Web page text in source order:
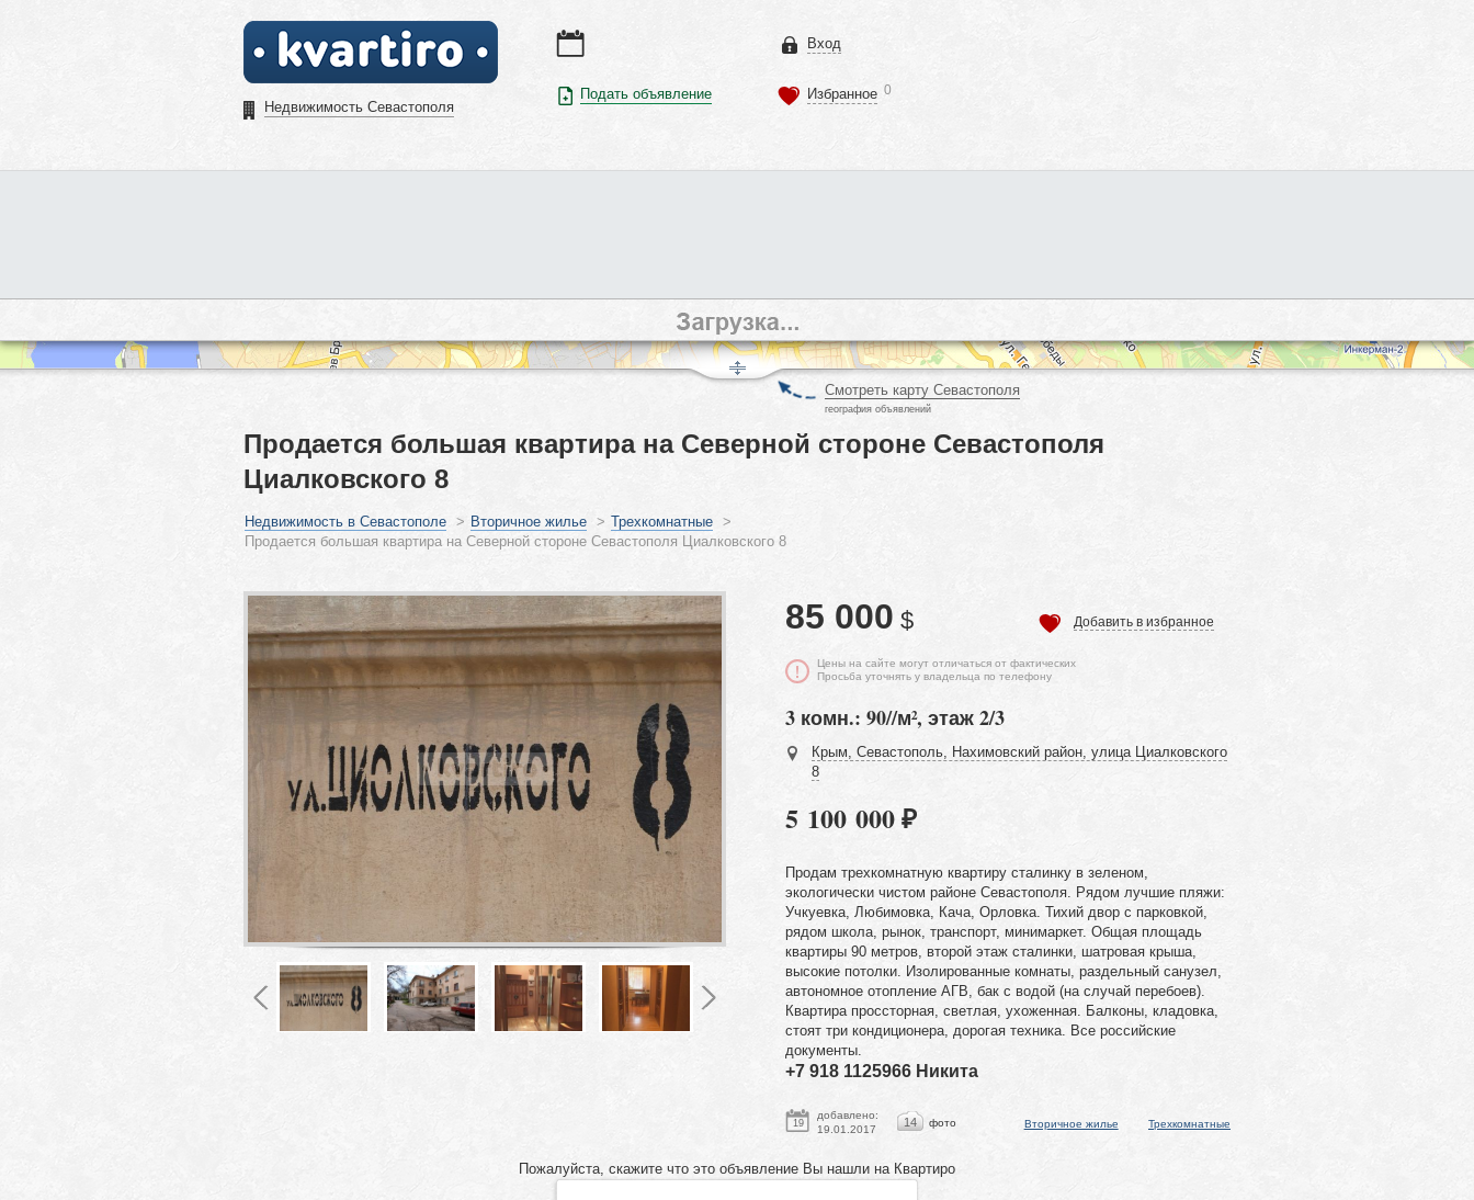
Недвижимость Севастополя
Подать объявление
Вход
Избранное 0
Смотреть карту Севастополя
география объявлений
Продается большая квартира на Северной стороне Севастополя
Циалковского 8
Недвижимость в Севастополе > Вторичное жилье > Трехкомнатные >
Продается большая квартира на Северной стороне Севастополя Циалковского 8
85 000 $ Добавить в избранное
Цены на сайте могут отличаться от фактических
Просьба уточнять у владельца по телефону
3 комн.: 90//м², этаж 2/3
Крым, Севастополь, Нахимовский район, улица Циалковского
8
5 100 000 ₽
Продам трехкомнатную квартиру сталинку в зеленом,
экологически чистом районе Севастополя. Рядом лучшие пляжи:
Учкуевка, Любимовка, Кача, Орловка. Тихий двор с парковкой,
рядом школа, рынок, транспорт, минимаркет. Общая площадь
квартиры 90 метров, второй этаж сталинки, шатровая крыша,
высокие потолки. Изолированные комнаты, раздельный санузел,
автономное отопление АГВ, бак с водой (на случай перебоев).
Квартира проссторная, светлая, ухоженная. Балконы, кладовка,
стоят три кондиционера, дорогая техника. Все российские
документы.
+7 918 1125966 Никита
19
добавлено:
19.01.2017
14 фото Вторичное жилье Трехкомнатные
Пожалуйста, скажите что это объявление Вы нашли на Квартиро